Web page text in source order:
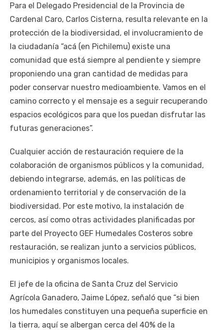
Para el Delegado Presidencial de la Provincia de
Cardenal Caro, Carlos Cisterna, resulta relevante en la
protección de la biodiversidad, el involucramiento de
la ciudadanía “acá (en Pichilemu) existe una
comunidad que está siempre al pendiente y siempre
proponiendo una gran cantidad de medidas para
poder conservar nuestro medioambiente. Vamos en el
camino correcto y el mensaje es a seguir recuperando
espacios ecológicos para que los puedan disfrutar las
futuras generaciones”.
Cualquier acción de restauración requiere de la
colaboración de organismos públicos y la comunidad,
debiendo integrarse, además, en las políticas de
ordenamiento territorial y de conservación de la
biodiversidad. Por este motivo, la instalación de
cercos, así como otras actividades planificadas por
parte del Proyecto GEF Humedales Costeros sobre
restauración, se realizan junto a servicios públicos,
municipios y organismos locales.
El jefe de la oficina de Santa Cruz del Servicio
Agrícola Ganadero, Jaime López, señaló que “si bien
los humedales constituyen una pequeña superficie en
la tierra, aquí se albergan cerca del 40% de la